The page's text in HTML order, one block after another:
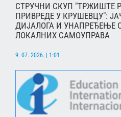
СТРУЧНИ СКУП "ТРЖИШТЕ
ПРИВРЕДЕ У КРУШЕВЦУ":
ДИЈАЛОГА И УНАПРЕЂЕЊЕ
ЛОКАЛНИХ САМОУПРАВА
9. 07. 2026. | 1:01